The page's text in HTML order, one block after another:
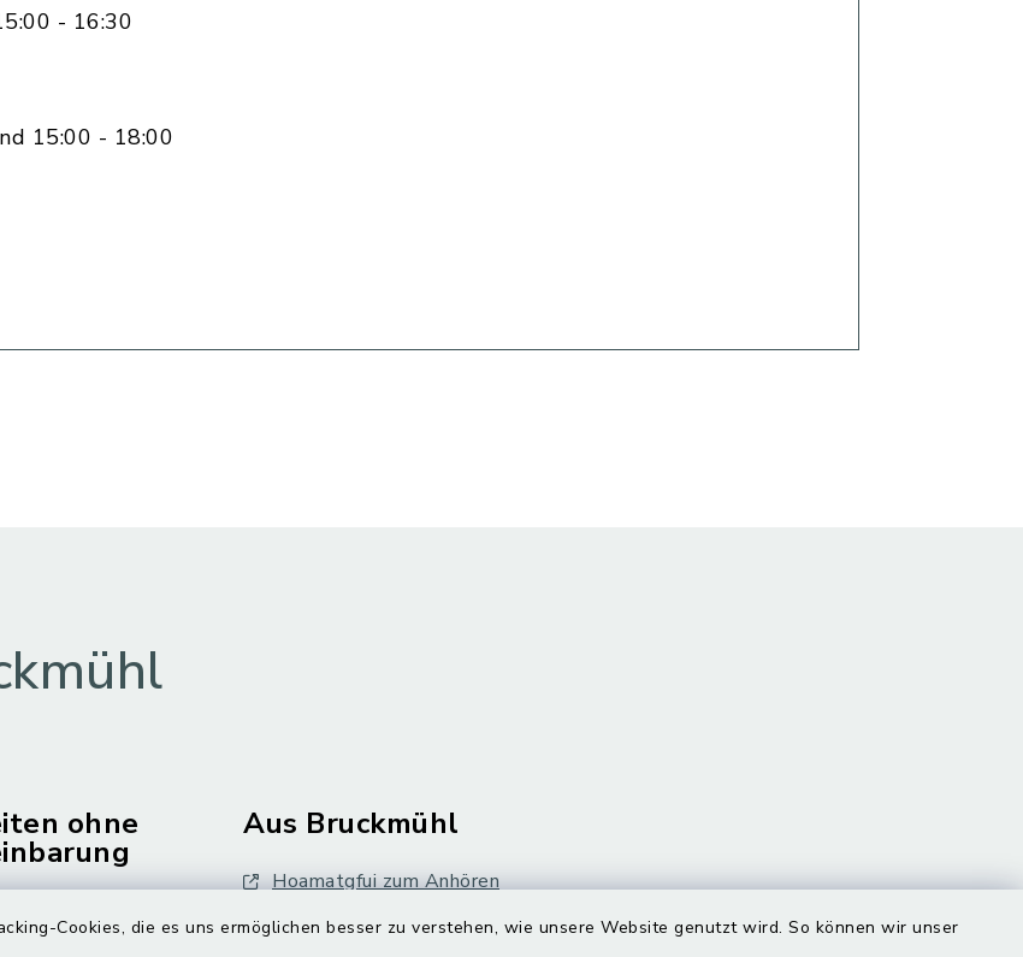
Cookies, die es uns ermöglichen besser zu verstehen, wie unsere Website genutzt wird. So können wir unser
- 16:30
15:00 - 18:00
ohne Aus Bruckmühl
Hoamatgfui zum Anhören
Digitaler Ortsplan